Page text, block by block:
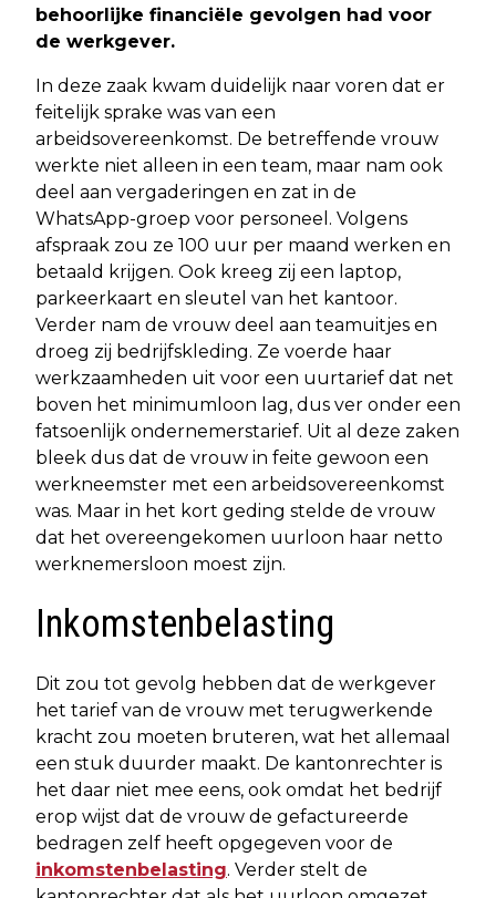
behoorlijke financiële gevolgen had voor
de werkgever.
In deze zaak kwam duidelijk naar voren dat er
feitelijk sprake was van een
arbeidsovereenkomst. De betreffende vrouw
werkte niet alleen in een team, maar nam ook
deel aan vergaderingen en zat in de
WhatsApp-groep voor personeel. Volgens
afspraak zou ze 100 uur per maand werken en
betaald krijgen. Ook kreeg zij een laptop,
parkeerkaart en sleutel van het kantoor.
Verder nam de vrouw deel aan teamuitjes en
droeg zij bedrijfskleding. Ze voerde haar
werkzaamheden uit voor een uurtarief dat net
boven het minimumloon lag, dus ver onder een
fatsoenlijk ondernemerstarief. Uit al deze zaken
bleek dus dat de vrouw in feite gewoon een
werkneemster met een arbeidsovereenkomst
was. Maar in het kort geding stelde de vrouw
dat het overeengekomen uurloon haar netto
werknemersloon moest zijn.
Inkomstenbelasting
Dit zou tot gevolg hebben dat de werkgever
het tarief van de vrouw met terugwerkende
kracht zou moeten bruteren, wat het allemaal
een stuk duurder maakt. De kantonrechter is
het daar niet mee eens, ook omdat het bedrijf
erop wijst dat de vrouw de gefactureerde
bedragen zelf heeft opgegeven voor de
inkomstenbelasting. Verder stelt de